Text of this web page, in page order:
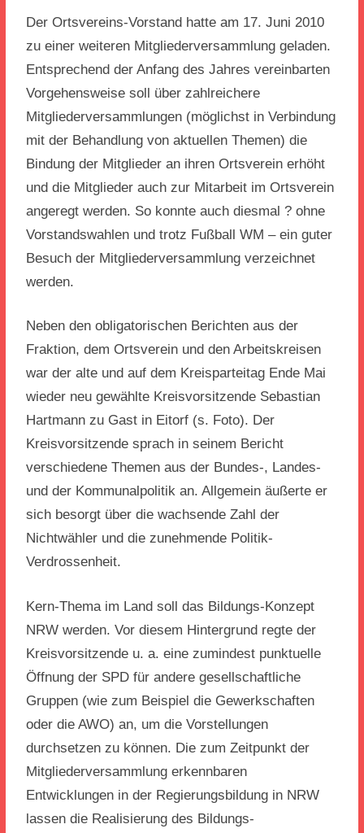
Der Ortsvereins-Vorstand hatte am 17. Juni 2010
zu einer weiteren Mitgliederversammlung geladen.
Entsprechend der Anfang des Jahres vereinbarten
Vorgehensweise soll über zahlreichere
Mitgliederversammlungen (möglichst in Verbindung
mit der Behandlung von aktuellen Themen) die
Bindung der Mitglieder an ihren Ortsverein erhöht
und die Mitglieder auch zur Mitarbeit im Ortsverein
angeregt werden. So konnte auch diesmal ? ohne
Vorstandswahlen und trotz Fußball WM – ein guter
Besuch der Mitgliederversammlung verzeichnet
werden.
Neben den obligatorischen Berichten aus der
Fraktion, dem Ortsverein und den Arbeitskreisen
war der alte und auf dem Kreisparteitag Ende Mai
wieder neu gewählte Kreisvorsitzende Sebastian
Hartmann zu Gast in Eitorf (s. Foto). Der
Kreisvorsitzende sprach in seinem Bericht
verschiedene Themen aus der Bundes-, Landes-
und der Kommunalpolitik an. Allgemein äußerte er
sich besorgt über die wachsende Zahl der
Nichtwähler und die zunehmende Politik-
Verdrossenheit.
Kern-Thema im Land soll das Bildungs-Konzept
NRW werden. Vor diesem Hintergrund regte der
Kreisvorsitzende u. a. eine zumindest punktuelle
Öffnung der SPD für andere gesellschaftliche
Gruppen (wie zum Beispiel die Gewerkschaften
oder die AWO) an, um die Vorstellungen
durchsetzen zu können. Die zum Zeitpunkt der
Mitgliederversammlung erkennbaren
Entwicklungen in der Regierungsbildung in NRW
lassen die Realisierung des Bildungs-